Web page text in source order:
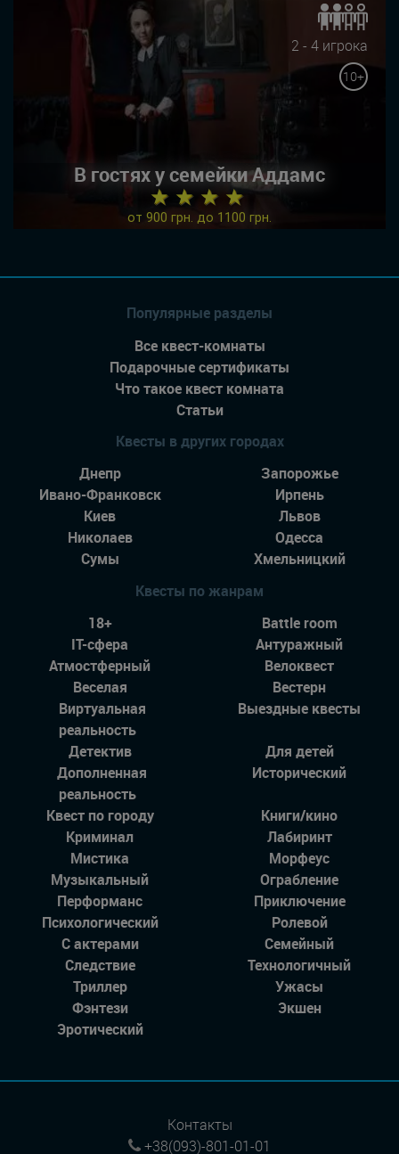
2 - 4 игрока
10+
В гостях у семейки Аддамс
★ ★ ★ ★
от 900 грн. до 1100 грн.
Популярные разделы
Все квест-комнаты
Подарочные сертификаты
Что такое квест комната
Статьи
Квесты в других городах
Днепр
Запорожье
Ивано-Франковск
Ирпень
Киев
Львов
Николаев
Одесса
Сумы
Хмельницкий
Квесты по жанрам
18+
Battle room
IT-сфера
Антуражный
Атмостферный
Велоквест
Веселая
Вестерн
Виртуальная
реальность
Выездные квесты
Детектив
Для детей
Дополненная
реальность
Исторический
Квест по городу
Книги/кино
Криминал
Лабиринт
Мистика
Морфеус
Музыкальный
Ограбление
Перформанс
Приключение
Психологический
Ролевой
С актерами
Семейный
Следствие
Технологичный
Триллер
Ужасы
Фэнтези
Экшен
Эротический
Контакты
+38(093)-801-01-01